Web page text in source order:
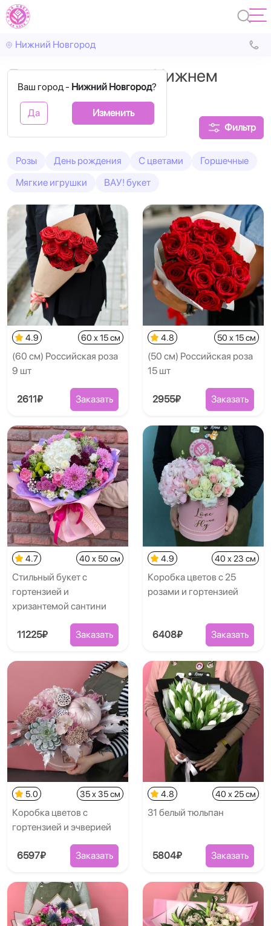
Нижний Новгород
Ваш город - Нижний Новгород?
Да Изменить
Доставка цветов в Нижнем
Новгороде
Фильтр
Розы День рождения С цветами
Горшечные
Мягкие игрушки
ВАУ! букет
4.9 60 x 15 см
(60 см) Российская роза
9 шт
2611₽ Заказать
4.8 50 x 15 см
(50 см) Российская роза
15 шт
2955₽ Заказать
4.7 40 x 50 см
Стильный букет с
гортензией и
хризантемой сантини
11225₽ Заказать
4.9 40 x 23 см
Коробка цветов с 25
розами и гортензией
6408₽ Заказать
5.0 35 x 35 см
Коробка цветов с
гортензией и эчверией
6597₽ Заказать
4.8 40 x 25 см
31 белый тюльпан
5804₽ Заказать